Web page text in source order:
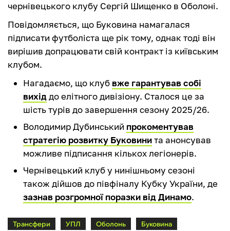
чернівецького клубу Сергій Шищенко в Оболоні.
Повідомляється, що Буковина намагалася
підписати футболіста ще рік тому, однак тоді він
вирішив допрацювати свій контракт із київським
клубом.
Нагадаємо, що клуб вже гарантував собі
вихіддо елітного дивізіону. Сталося це за
шість турів до завершення сезону 2025/26.
Володимир Дубинський прокоментував
стратегію розвитку Буковинита анонсував
можливе підписання кількох легіонерів.
Чернівецький клуб у нинішньому сезоні
також дійшов до півфіналу Кубку України, де
зазнав розгромної поразки від Динамо.
Трансфери УПЛ Оболонь Буковина